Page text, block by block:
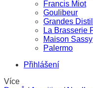
Francis Miot
Goulibeur
Grandes
La Brasserie
Maison Sassy
Palermo
Přihlášení
Více